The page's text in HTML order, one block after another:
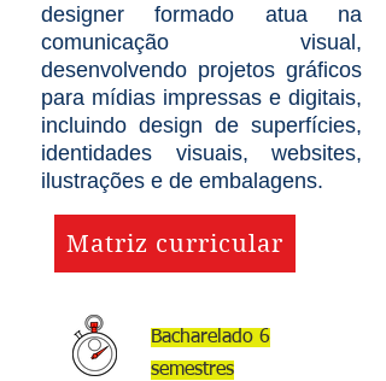
éticos e humanistas, capacitando-os
a criar objetos gráficos que
agreguem valor à realidade
sociocultural. O designer formado
atua na comunicação visual,vendo
projetos gráficos para mídias
impressas e, incluindo design de
superfícies, identidades visuais,
embalagens.
designer formado atua na
comunicação visual,
desenvolvendo projetos gráficos
para mídias impressas e digitais,
incluindo design de superfícies,
identidades visuais, websites,
ilustrações e de embalagens.
Matriz curricular
Bacharelado 6
semestres